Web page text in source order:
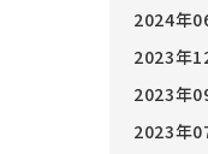
2024年
2023年
2023年
2023年